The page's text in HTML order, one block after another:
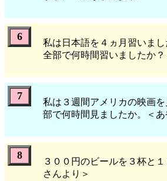
6
私は日本語を４ヵ月習いま
全部で何時間習いましたか？
7
私は３週間アメリカの映画
部で何時間見ましたか。＜あ
8
３００円のビールを３杯と
さんより＞